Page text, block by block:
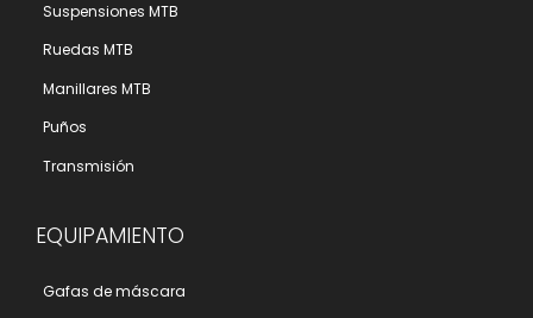
Suspensiones MTB
Ruedas MTB
Manillares MTB
Puños
Transmisión
EQUIPAMIENTO
Gafas de máscara